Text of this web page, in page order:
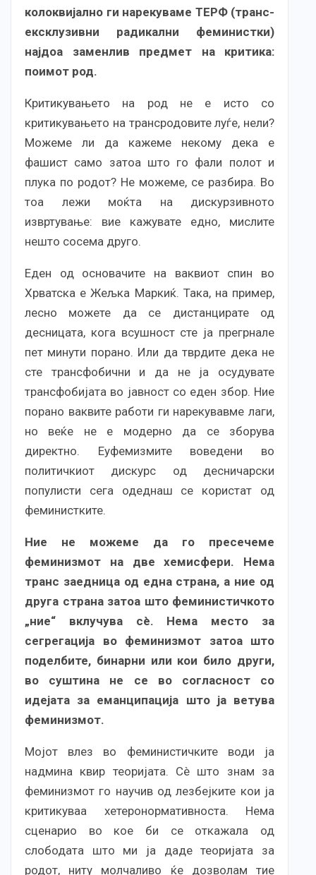
колоквијално ги нарекуваме ТЕРФ (транс-
ексклузивни радикални феминистки)
најдоа заменлив предмет на критика:
поимот род.
Критикувањето на род не е исто со
критикувањето на трансродовите луѓе, нели?
Можеме ли да кажеме некому дека е
фашист само затоа што го фали полот и
плука по родот? Не можеме, се разбира. Во
тоа лежи моќта на дискурзивното
извртување: вие кажувате едно, мислите
нешто сосема друго.
Еден од основачите на ваквиот спин во
Хрватска е Жељка Маркиќ. Така, на пример,
лесно можете да се дистанцирате од
десницата, кога всушност сте ја прегрнале
пет минути порано. Или да тврдите дека не
сте трансфобични и да не ја осудувате
трансфобијата во јавност со еден збор. Ние
порано ваквите работи ги нарекувавме лаги,
но веќе не е модерно да се зборува
директно. Еуфемизмите воведени во
политичкиот дискурс од десничарски
популисти сега одеднаш се користат од
феминистките.
Ние не можеме да го пресечеме
феминизмот на две хемисфери. Нема
транс заедница од една страна, а ние од
друга страна затоа што феминистичкото
„ние“ вклучува сè.
Нема место за
сегрегација во феминизмот затоа што
поделбите, бинарни или кои било други,
во суштина не се во согласност со
идејата за еманципација што ја ветува
феминизмот.
Мојот влез во феминистичките води ја
надмина квир теоријата. Сè што знам за
феминизмот го научив од лезбејките кои ја
критикуваа хетеронормативноста. Нема
сценарио во кое би се откажала од
слободата што ми ја даде теоријата за
родот, ниту молчаливо ќе дозволам тие